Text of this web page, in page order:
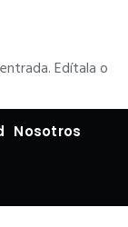
Edítala o
Nosotros